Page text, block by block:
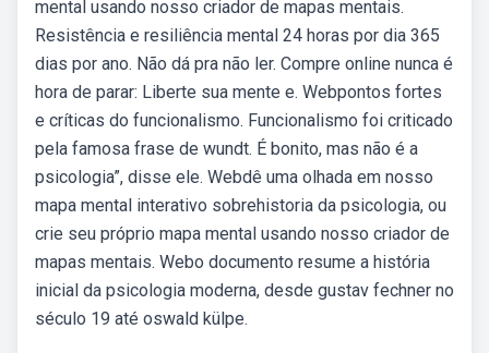
mental usando nosso criador de mapas mentais.
Resistência e resiliência mental 24 horas por dia 365
dias por ano. Não dá pra não ler. Compre online nunca é
hora de parar: Liberte sua mente e. Webpontos fortes
e críticas do funcionalismo. Funcionalismo foi criticado
pela famosa frase de wundt. É bonito, mas não é a
psicologia”, disse ele. Webdê uma olhada em nosso
mapa mental interativo sobrehistoria da psicologia, ou
crie seu próprio mapa mental usando nosso criador de
mapas mentais. Webo documento resume a história
inicial da psicologia moderna, desde gustav fechner no
século 19 até oswald külpe.